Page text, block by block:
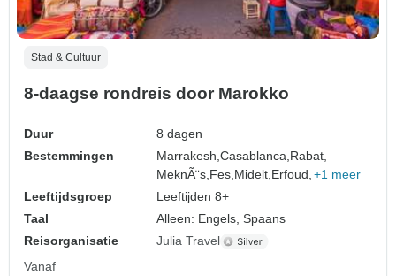
Stad & Cultuur
8-daagse rondreis door Marokko
Duur
8 dagen
Bestemmingen
Marrakesh,Casablanca,Rabat,
MeknÃ¨s,Fes,Midelt,Erfoud, +1 meer
Leeftijdsgroep
Leeftijden 8+
Taal
Alleen: Engels, Spaans
Reisorganisatie
Julia Travel
Vanaf